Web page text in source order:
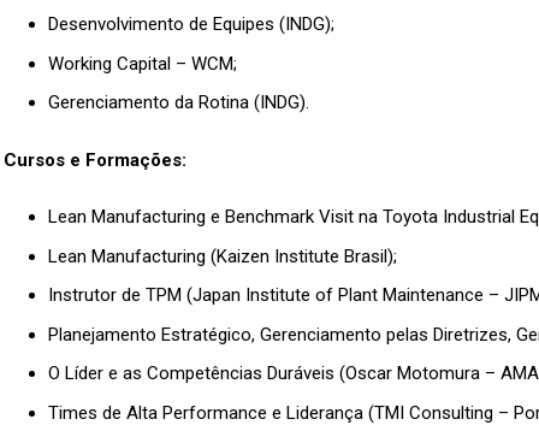
Desenvolvimento de Equipes (INDG);
Working Capital – WCM;
Gerenciamento da Rotina (INDG).
Cursos e Formações:
Lean Manufacturing e Benchmark Visit na Toyota Industrial
Lean Manufacturing (Kaizen Institute Brasil);
Instrutor de TPM (Japan Institute of Plant Maintenance –
Planejamento Estratégico, Gerenciamento pelas Diretrizes,
O Líder e as Competências Duráveis (Oscar Motomura –
Times de Alta Performance e Liderança (TMI Consulting –